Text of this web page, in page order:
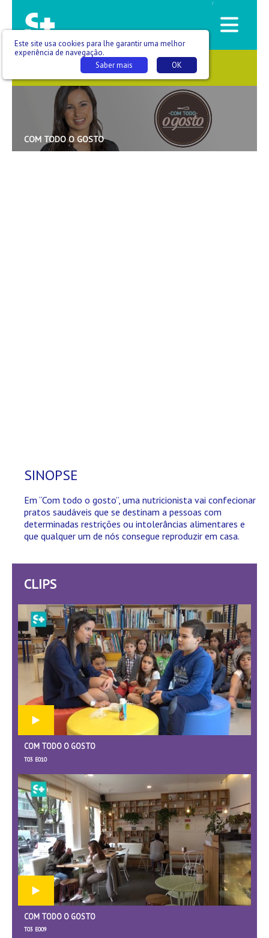
/
SAÚDE QUE SE VÊ
COM TODO O GOSTO
SINOPSE
Em “Com todo o gosto”, uma nutricionista vai confecionar
pratos saudáveis que se destinam a pessoas com
determinadas restrições ou intolerâncias alimentares e
que qualquer um de nós consegue reproduzir em casa.
CLIPS
COM TODO O GOSTO
T03 E010
COM TODO O GOSTO
T03 E009
Este site usa cookies para lhe garantir uma melhor
experiência de navegação.
OK
Saber mais